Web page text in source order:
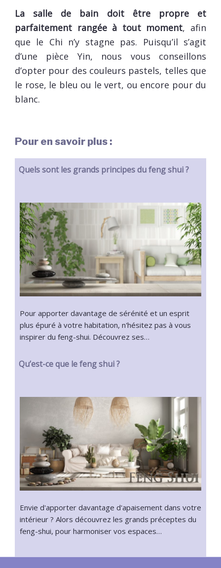
La salle de bain doit être propre et
parfaitement rangée à tout moment, afin
que le Chi n’y stagne pas. Puisqu’il s’agit
d’une pièce Yin, nous vous conseillons
d’opter pour des couleurs pastels, telles que
le rose, le bleu ou le vert, ou encore pour du
blanc.
Pour en savoir plus :
Quels sont les grands principes du feng shui ?
Pour apporter davantage de sérénité et un esprit
plus épuré à votre habitation, n'hésitez pas à vous
inspirer du feng-shui. Découvrez ses…
Qu’est-ce que le feng shui ?
Envie d'apporter davantage d'apaisement dans votre
intérieur ? Alors découvrez les grands préceptes du
feng-shui, pour harmoniser vos espaces…